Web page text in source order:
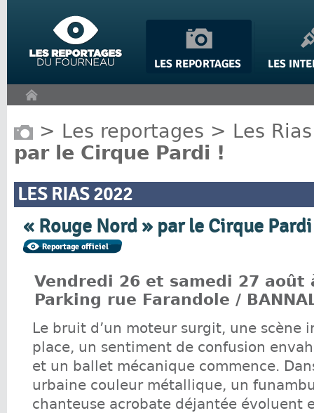
> Les reportages > Les Rias
par le Cirque Pardi !
LES RIAS 2022
« Rouge Nord » par le Cirque
Vendredi 26 et samedi 27 août
Parking rue Farandole /
Le bruit d’un moteur surgit, une scène
place, un sentiment de confusion
et un ballet mécanique commence.
urbaine couleur métallique, un
chanteuse acrobate déjantée évoluent